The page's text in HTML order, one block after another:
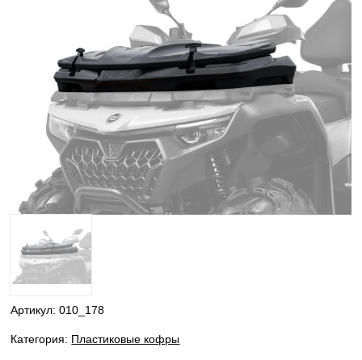
Артикул:010_178
Категория: Пластиковые кофры